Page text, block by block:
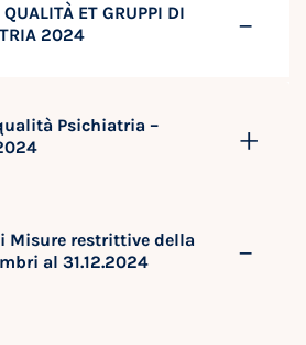
ET GRUPPI DI
2024
Psichiatria –
Misure restrittive della
al 31.12.2024